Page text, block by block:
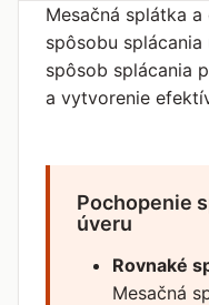
Mesačná splátka
spôsobu
spôsob splácania
a vytvorenie
Pochopenie
úveru
Rovnaké
Mesačná